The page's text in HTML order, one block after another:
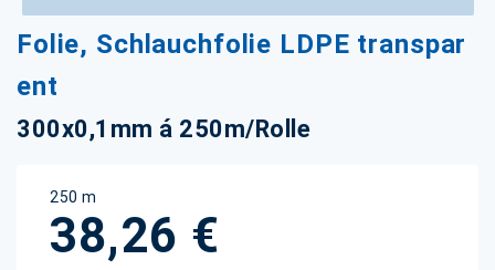
Folie, Schlauchfolie LDPE transpar
ent
300x0,1mm á 250m/Rolle
250 m
38,26 €
Anfang
Bildgalerie
springen